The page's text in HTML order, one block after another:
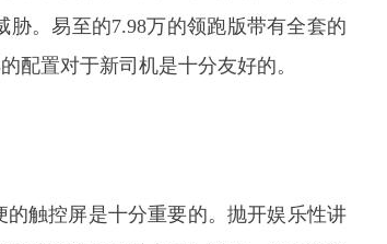
。易至的7.98万的领跑版带有全套的
配置对于新司机是十分友好的。
触控屏是十分重要的。抛开娱乐性讲